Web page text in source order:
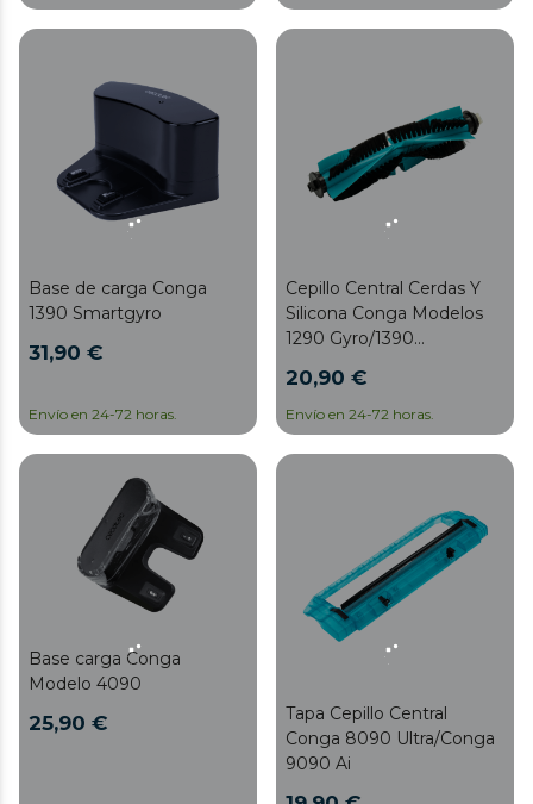
Base de carga Conga
1390 Smartgyro
31,90 €
Envío en 24-72 horas.
Cepillo Central Cerdas Y
Silicona Conga Modelos
1290 Gyro/1390
Impulse/1590 Active
20,90 €
Envío en 24-72 horas.
Base carga Conga
Modelo 4090
25,90 €
Tapa Cepillo Central
Conga 8090 Ultra/Conga
9090 Ai